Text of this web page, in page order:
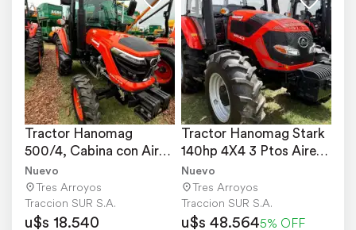
Tractor Hanomag
500/4, Cabina con Aire,
4x4, 50 HP
Nuevo
Tres Arroyos
Traccion SUR S.A.
u$s 18.540
Tractor Hanomag Stark
140hp 4X4 3 Ptos Aire/
AC/ Calefaccion
Nuevo
Tres Arroyos
Traccion SUR S.A.
u$s 48.5645% OFF